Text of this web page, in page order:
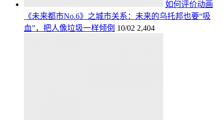
如何评价动画
《未来都市No.6》之城市关系：未来的乌托邦也要“吸
血”，把人像垃圾一样倾倒 10/02 2,404